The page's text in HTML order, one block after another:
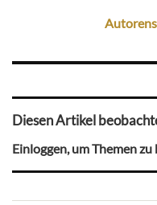
Diesen Artikel
Einloggen, um Themen